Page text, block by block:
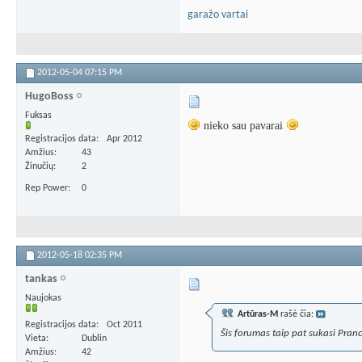
garažo vartai
2012-05-04 07:15 PM
HugoBoss
Fuksas
Registracijos data
Apr 2012
Amžius
43
Žinučių
2
Rep Power 0
nieko sau pavarai
2012-05-18 02:35 PM
tankas
Naujokas
Registracijos data
Oct 2011
Vieta
Dublin
Amžius
42
Artūras-M rašė čia:
Šis forumas taip pat sukasi